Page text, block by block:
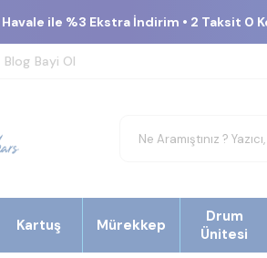
Havale ile %3 Ekstra İndirim • 2 Taksit 0
Blog Bayi Ol
Kartuş Mürekkep
Drum
Ünitesi